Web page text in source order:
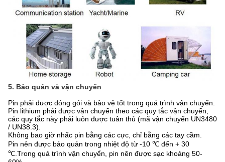
5. Bảo quản và vận chuyển
Pin phải được đóng gói và bảo vệ tốt trong quá trình vận chuyển.
Pin lithium phải được vận chuyển theo các quy tắc vận chuyển,
các quy tắc này phải luôn được tuân thủ (mã vận chuyển UN3480
/ UN38.3).
Không bao giờ nhấc pin bằng các cực, chỉ bằng các tay cầm.
Pin nên được bảo quản trong nhiệt độ từ -10 ℃ đến + 30
℃.Trong quá trình vận chuyển, pin nên được sạc khoảng 50-